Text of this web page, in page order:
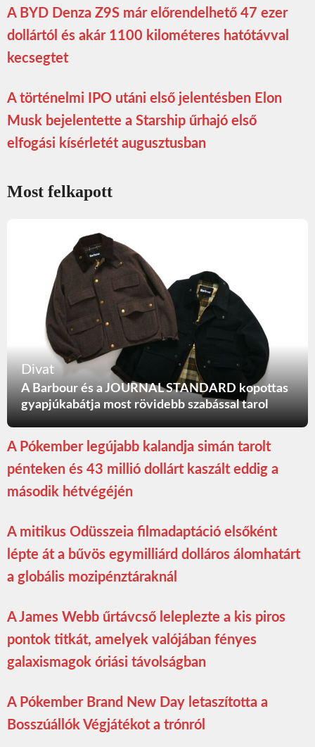
A BYD Denza Z9S már előrendelhető 47 ezer
dollártól és akár 1100 kilométeres hatótávval
kecsegtet
A történelmi IPO utáni első jelentésben Elon
Musk bejelentette a Starship űrhajó első
elfogási kísérletét augusztusban
Most felkapott
Divat
A Barbour és a JOURNAL STANDARD kopottas
gyapjúkabátja most rövidebb szabással tarol
A Pókember legújabb kalandja simán tarolt
pénteken és 43 millió dollárt kaszált eddig a
második hétvégéjén
A mitikus Odüsszeia filmadaptáció elsőként
lépte át a bűvös egymilliárd dolláros álomhatárt
a globális mozipénztáraknál
A James Webb űrtávcső leleplezte a kis piros
pontok titkát, amelyek valójában fényes
galaxismagok óriási távolságban
A Pókember Brand New Day letaszította a
Bosszúállók Végjátékot a trónról